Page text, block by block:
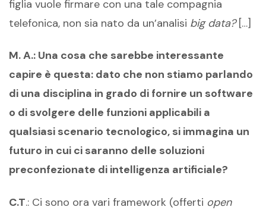
figlia vuole firmare con una tale compagnia
telefonica, non sia nato da un’analisi big data? […]
M. A.: Una cosa che sarebbe interessante
capire è questa: dato che non stiamo parlando
di una disciplina in grado di fornire un software
o di svolgere delle funzioni applicabili a
qualsiasi scenario tecnologico, si immagina un
futuro in cui ci saranno delle soluzioni
preconfezionate di intelligenza artificiale?
C.T.: Ci sono ora vari framework (offerti open